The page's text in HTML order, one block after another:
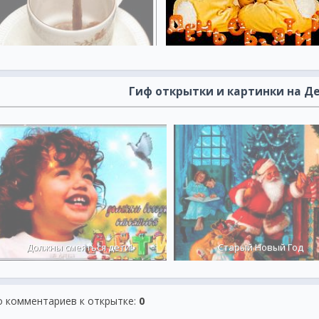
Гиф открытки и картинки на
Должны смеяться дети! Старый Новый Год
комментариев к открытке: 0